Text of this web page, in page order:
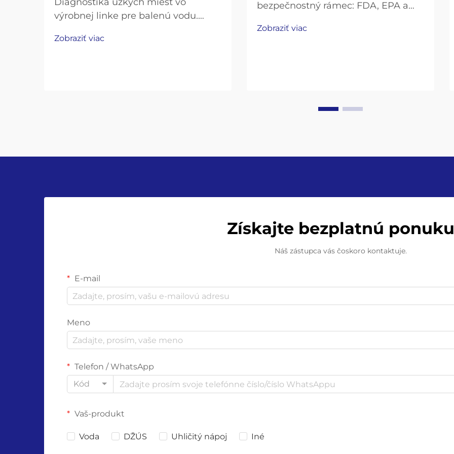
výrobnej linke pre balenú vodu.
kapacite: rýchlosť plnenia fliaš, doba
Zobraziť viac
bezpečnostný rámec: FDA, EPA a
výrobné linky pre balenú vodu.
Zobraziť viac
Získajte bezplatnú ponuku
Náš zástupca vás čoskoro kontaktuje.
E-mail
Meno
Telefon / WhatsApp
Kód
Vaš-produkt
Voda DŽÚS Uhličitý nápoj Iné